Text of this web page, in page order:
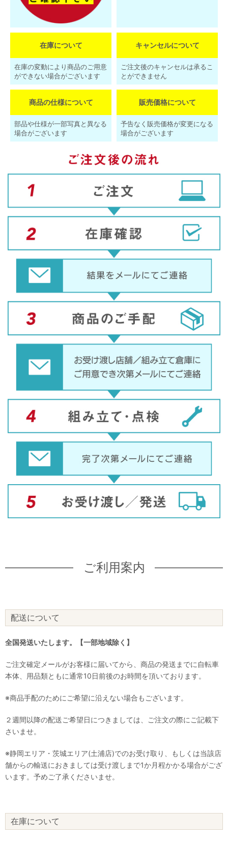
在庫について
在庫の変動により商品のご用意
ができない場合がございます
キャンセルについて
ご注文後のキャンセルは承るこ
とができません
商品の仕様について
部品や仕様が一部写真と異なる
場合がございます
販売価格について
予告なく販売価格が変更になる
場合がございます
ご利用案内
配送について
全国発送いたします。【一部地域除く】
ご注文確定メールがお客様に届いてから、商品の発送までに自転車
本体、用品類ともに通常10日前後のお時間を頂いております。
※商品手配のためにご希望に沿えない場合もございます。
２週間以降の配送ご希望日につきましては、ご注文の際にご記載下
さいませ。
※静岡エリア・茨城エリア(土浦店)でのお受け取り、もしくは当該店
舗からの輸送におきましては受け渡しまで1か月程かかる場合がござ
います。予めご了承くださいませ。
在庫について